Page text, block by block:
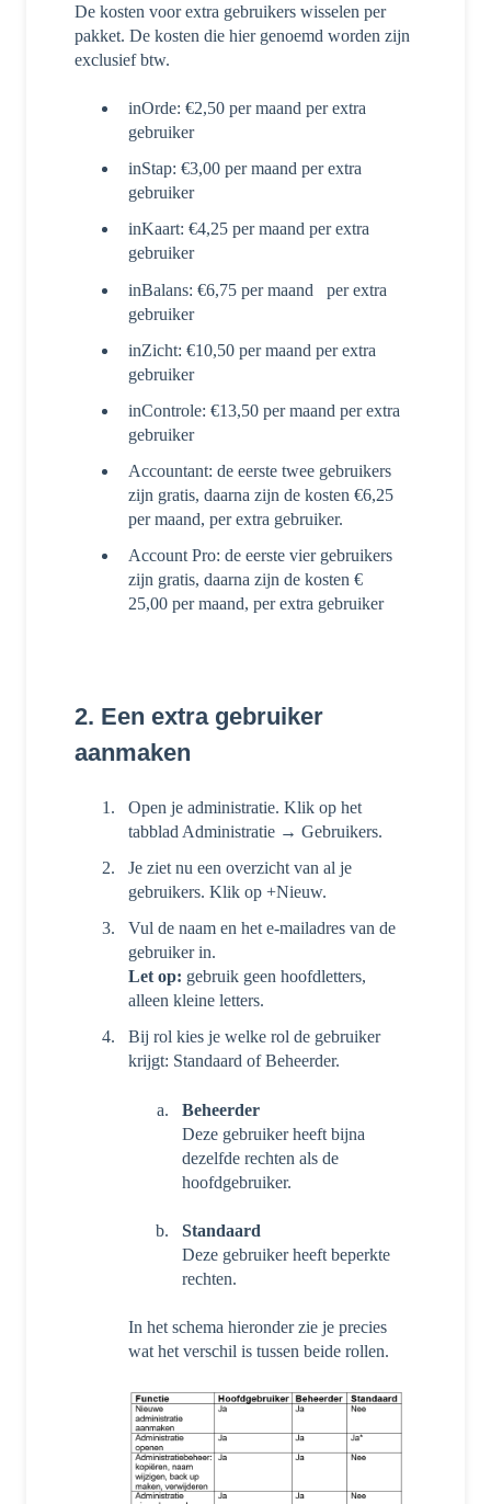
De kosten voor extra gebruikers wisselen per
pakket. De kosten die hier genoemd worden zijn
exclusief btw.
inOrde: €2,50 per maand per extra
gebruiker
inStap: €3,00 per maand per extra
gebruiker
inKaart: €4,25 per maand per extra
gebruiker
inBalans: €6,75 per maand per extra
gebruiker
inZicht: €10,50 per maand per extra
gebruiker
inControle: €13,50 per maand per extra
gebruiker
Accountant: de eerste twee gebruikers
zijn gratis, daarna zijn de kosten €6,25
per maand, per extra gebruiker.
Account Pro: de eerste vier gebruikers
zijn gratis, daarna zijn de kosten €
25,00 per maand, per extra gebruiker
2. Een extra gebruiker
aanmaken
Open je administratie. Klik op het
tabblad Administratie → Gebruikers.
Je ziet nu een overzicht van al je
gebruikers. Klik op +Nieuw.
Vul de naam en het e-mailadres van de
gebruiker in.
Let op: gebruik geen hoofdletters,
alleen kleine letters.
Bij rol kies je welke rol de gebruiker
krijgt: Standaard of Beheerder.
Beheerder
Deze gebruiker heeft bijna
dezelfde rechten als de
hoofdgebruiker.
Standaard
Deze gebruiker heeft beperkte
rechten.
In het schema hieronder zie je precies
wat het verschil is tussen beide rollen.